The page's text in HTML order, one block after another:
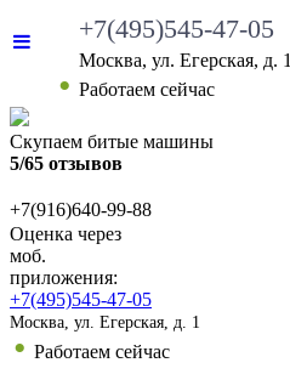
+7(495)545-47-05
Москва, ул. Егерская, д. 1
Работаем сейчас
Скупаем битые машины
5/65 отзывов
+7(916)640-99-88
Оценка через
моб.
приложения:
+7(495)545-47-05
Москва, ул. Егерская, д. 1
Работаем сейчас